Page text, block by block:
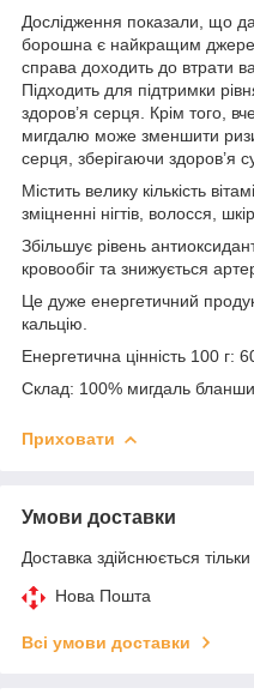
Дослідження показали, що
борошна є найкращим
справа доходить до втрати
Підходить для підтримки
здоров’я серця. Крім того,
мигдалю може зменшити
серця, зберігаючи здоров’я
Містить велику кількість
зміцненні нігтів, волосся,
Збільшує рівень
кровообіг та знижується
Це дуже енергетичний
кальцію.
Енергетична цінність 100 г:
Склад: 100% мигдаль
Приховати
Умови доставки
Доставка здійснюється
Нова Пошта
Всі умови доставки